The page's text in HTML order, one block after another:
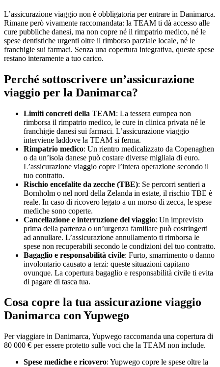
L’assicurazione viaggio non è obbligatoria per entrare in Danimarca.
Rimane però vivamente raccomandata: la TEAM ti dà accesso alle
cure pubbliche danesi, ma non copre né il rimpatrio medico, né le
spese dentistiche urgenti oltre il rimborso parziale locale, né le
franchigie sui farmaci. Senza una copertura integrativa, queste spese
restano interamente a tuo carico.
Perché sottoscrivere un’assicurazione
viaggio per la Danimarca?
Limiti concreti della TEAM: La tessera europea non
rimborsa il rimpatrio medico, le cure in clinica privata né le
franchigie danesi sui farmaci. L’assicurazione viaggio
interviene laddove la TEAM si ferma.
Rimpatrio medico: Un rientro medicalizzato da Copenaghen
o da un’isola danese può costare diverse migliaia di euro.
L’assicurazione viaggio copre l’intera operazione secondo il
tuo contratto.
Rischio encefalite da zecche (TBE): Se percorri sentieri a
Bornholm o nel nord della Zelanda in estate, il rischio TBE è
reale. In caso di ricovero legato a un morso di zecca, le spese
mediche sono coperte.
Cancellazione e interruzione del viaggio: Un imprevisto
prima della partenza o un’urgenza familiare può costringerti
ad annullare. L’assicurazione annullamento ti rimborsa le
spese non recuperabili secondo le condizioni del tuo contratto.
Bagaglio e responsabilità civile: Furto, smarrimento o danno
involontario causato a terzi: queste situazioni capitano
ovunque. La copertura bagaglio e responsabilità civile ti evita
di pagare di tasca tua.
Cosa copre la tua assicurazione viaggio
Danimarca con Yupwego
Per viaggiare in Danimarca, Yupwego raccomanda una copertura di
80 000 € per essere protetto sulle voci che la TEAM non include.
Spese mediche e ricovero: Yupwego copre le spese oltre la